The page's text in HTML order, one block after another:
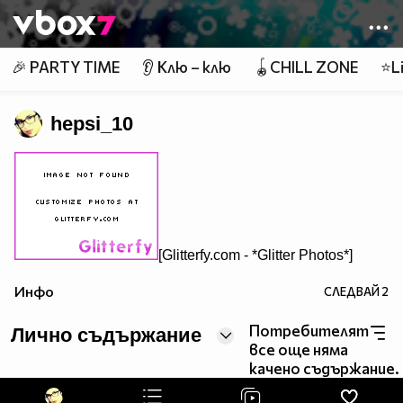
👾
🎉 PARTY TIME 👂 Клю – клю 🪀CHILL ZONE
hepsi_10
[Glitterfy.com - *Glitter Photos*]
[Glitterfy.com - *Glitter Photos*]
Инфо СЛЕДВАЙ2
Лично съдържание
Потребителят
все още няма
качено съдържание.